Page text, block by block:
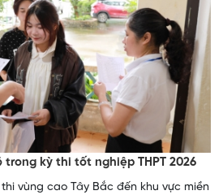
trong kỳ thi tốt nghiệp THPT 2026
vùng cao Tây Bắc đến khu vực miền